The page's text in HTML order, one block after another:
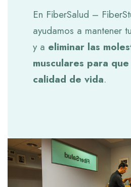
En FiberSalud –
ayudamos a mantener
y a eliminar las
musculares para
calidad de vida.